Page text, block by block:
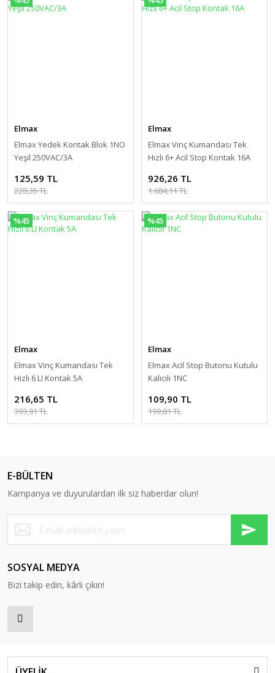
Elmax
Elmax Yedek Kontak Blok 1NO
Yeşil 250VAC/3A
125,59 TL
228,35 TL
Elmax
Elmax Vinç Kumandası Tek
Hızlı 6+ Acil Stop Kontak 16A
926,26 TL
1.684,11 TL
%45
Elmax
Elmax Vinç Kumandası Tek
Hızlı 6 LI Kontak 5A
216,65 TL
393,91 TL
%45
Elmax
Elmax Acil Stop Butonu Kutulu
Kalıcılı 1NC
109,90 TL
199,81 TL
E-BÜLTEN
Kampanya ve duyurulardan ilk siz haberdar olun!
SOSYAL MEDYA
Bizi takip edin, kârlı çıkın!